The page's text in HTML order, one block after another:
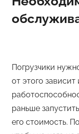
Погрузчики
от этого
раньше
его стоимость.